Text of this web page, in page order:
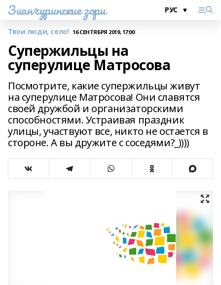
Зианчуринские зори
Твои люди, село! 16 СЕНТЯБРЯ 2019, 17:00
Супержильцы на
суперулице Матросова
Посмотрите, какие супержильцы живут
на суперулице Матросова! Они славятся
своей дружбой и организаторскими
способностями. Устраивая праздник
улицы, участвуют все, никто не остается в
стороне. А вы дружите с соседями?_))))